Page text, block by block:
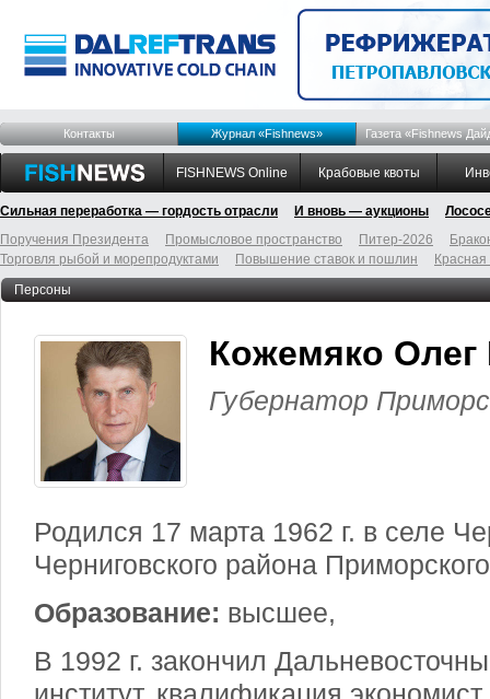
Контакты Журнал «Fishnews» Газета «Fishnews
FISHNEWS Online Крабовые квоты
Сильная переработка — гордость отрасли И вновь — аукционы
Поручения Президента
Промысловое пространство Питер-2026
Торговля рыбой и морепродуктами
Повышение ставок и пошлин
Персоны
Кожемяко Олег
Губернатор
Родился 17 марта 1962 г. в селе
Черниговского района
Образование: высшее,
В 1992 г. закончил